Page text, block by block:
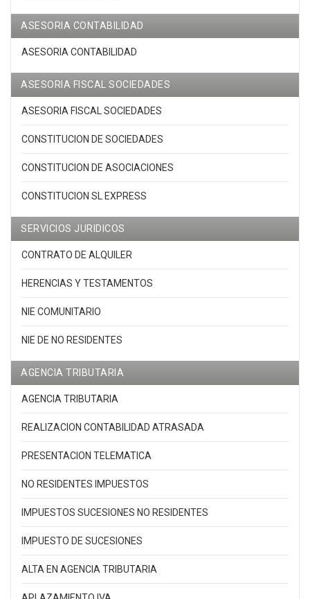
ASESORIA CONTABILIDAD
ASESORIA CONTABILIDAD
ASESORIA FISCAL SOCIEDADES
ASESORIA FISCAL SOCIEDADES
CONSTITUCION DE SOCIEDADES
CONSTITUCION DE ASOCIACIONES
CONSTITUCION SL EXPRESS
SERVICIOS JURIDICOS
CONTRATO DE ALQUILER
HERENCIAS Y TESTAMENTOS
NIE COMUNITARIO
NIE DE NO RESIDENTES
AGENCIA TRIBUTARIA
AGENCIA TRIBUTARIA
REALIZACION CONTABILIDAD ATRASADA
PRESENTACION TELEMATICA
NO RESIDENTES IMPUESTOS
IMPUESTOS SUCESIONES NO RESIDENTES
IMPUESTO DE SUCESIONES
ALTA EN AGENCIA TRIBUTARIA